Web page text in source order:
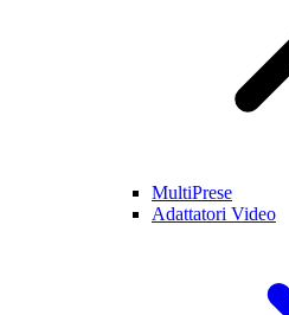
MultiPrese
Adattatori Video